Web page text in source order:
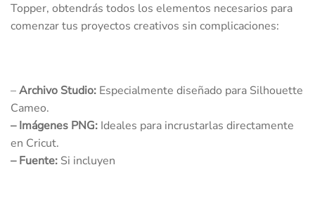
Topper, obtendrás todos los elementos necesarios para
comenzar tus proyectos creativos sin complicaciones:
–Archivo Studio: Especialmente diseñado para Silhouette
Cameo.
–Imágenes PNG: Ideales para incrustarlas directamente
en Cricut.
–Fuente: Si incluyen